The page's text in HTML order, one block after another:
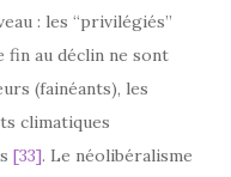
: les “privilégiés”
au déclin ne sont
(fainéants), les
climatiques
[33]. Le néolibéralisme